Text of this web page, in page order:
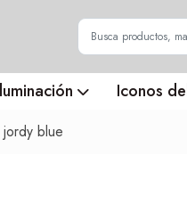
Iconos
blue